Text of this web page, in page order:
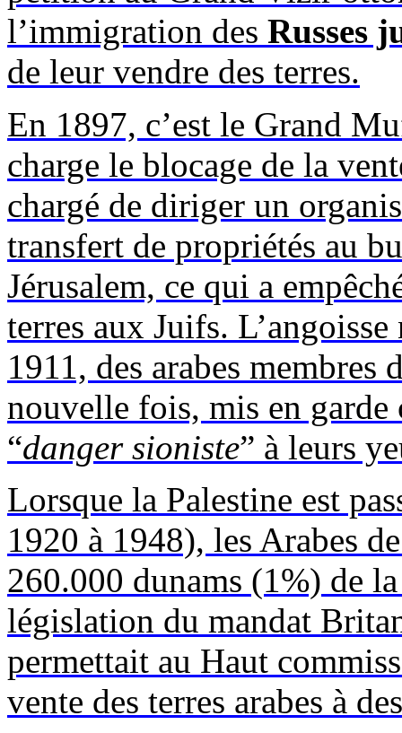
l’immigration des Russes
de leur vendre des terres.
En 1897, c’est le Grand
charge le blocage de la
chargé de diriger un
transfert de propriétés au
Jérusalem, ce qui a
terres aux Juifs.
1911, des arabes
nouvelle fois, mis en garde
“danger sioniste” à leurs
Lorsque la Palestine est
1920 à 1948), les Arabes
260.000 dunams (1%) de
législation du mandat
permettait au Haut
vente des terres arabes à